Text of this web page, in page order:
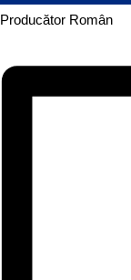
Producător Român